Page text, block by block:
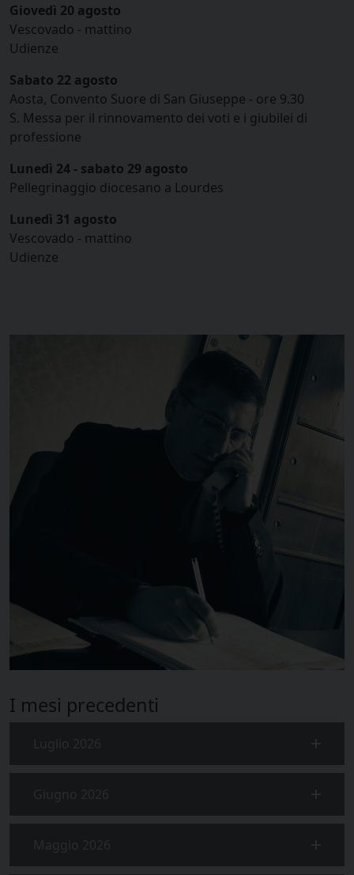
Giovedì 20 agosto
Vescovado - mattino
Udienze
Sabato 22 agosto
Aosta, Convento Suore di San Giuseppe - ore 9.30
S. Messa per il rinnovamento dei voti e i giubilei di
professione
Lunedì 24 - sabato 29 agosto
Pellegrinaggio diocesano a Lourdes
Lunedì 31 agosto
Vescovado - mattino
Udienze
I mesi precedenti